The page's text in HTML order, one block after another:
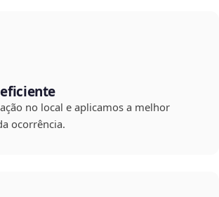
no local e aplicamos a melhor
ocorrência.